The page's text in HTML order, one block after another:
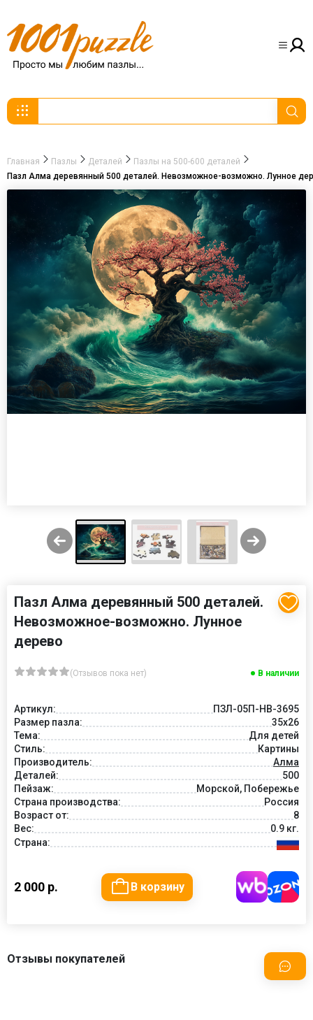
Главная Пазлы Деталей
Пазлы на 500-600 деталей
Пазл Алма деревянный 500 деталей. Невозможное-возможно. Лунное
Пазл Алма деревянный 500 деталей.
Невозможное-возможно. Лунное
дерево
(Отзывов пока нет) В наличии
Артикул:
ПЗЛ-05П-НВ-3695
Размер пазла:
35х26
Тема:
Для детей
Стиль:
Картины
Производитель:
Алма
Деталей:
500
Пейзаж:
Морской, Побережье
Страна производства:
Россия
Возраст от:
8
Вес:
0.9 кг.
Страна:
2 000 р. В корзину
Отзывы покупателей